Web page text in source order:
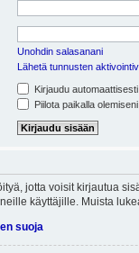
Unohdin salasanani
Lähetä tunnusten
Kirjaudu automaattisesti
Piilota paikalla
jotta voisit kirjautua
käyttäjille. Muista
suoja